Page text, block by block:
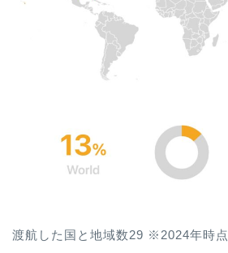
渡航した国と地域数29 ※2024年時点